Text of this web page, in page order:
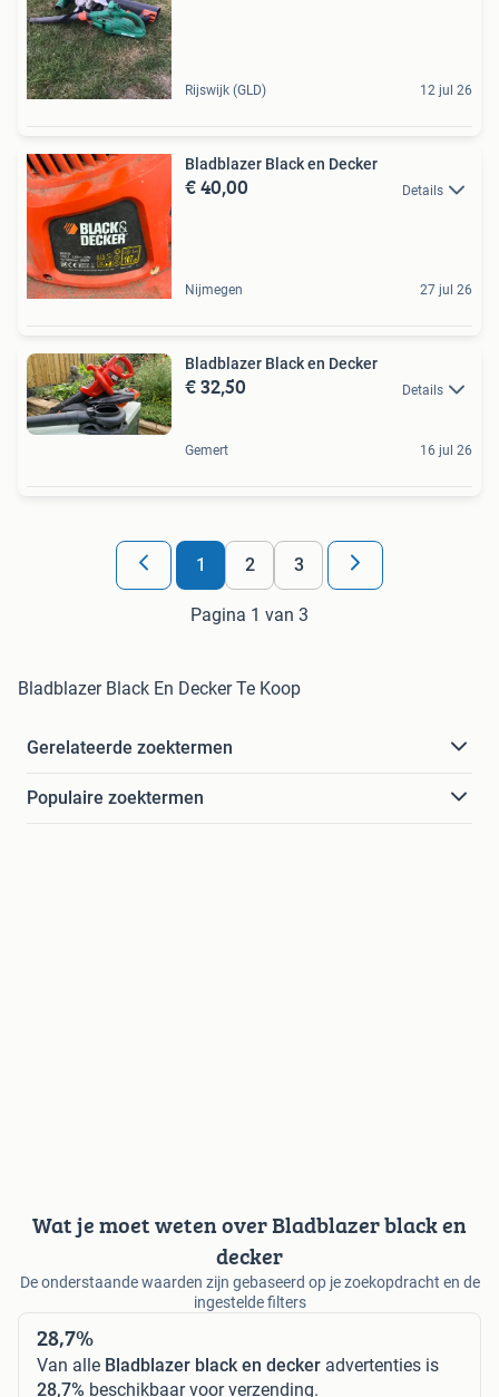
Rijswijk (GLD) 12 jul 26
Bladblazer Black en Decker
€ 40,00 Details
Nijmegen 27 jul 26
Bladblazer Black en Decker
€ 32,50 Details
Gemert 16 jul 26
1 2 3
Pagina 1 van 3
Bladblazer Black En Decker Te Koop
Gerelateerde zoektermen
Populaire zoektermen
Wat je moet weten over Bladblazer black en
decker
De onderstaande waarden zijn gebaseerd op je zoekopdracht en de
ingestelde filters
28,7%
Van alle Bladblazer black en decker advertenties is
28,7% beschikbaar voor verzending.